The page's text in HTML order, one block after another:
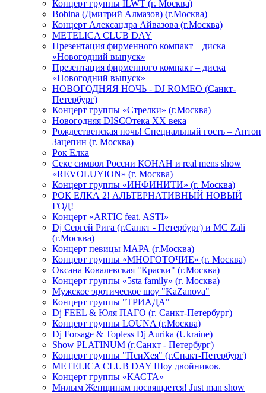
Концерт группы ILWT (г. Москва)
Bobina (Дмитрий Алмазов) (г.Москва)
Концерт Александра Айвазова (г.Москва)
METELICA CLUB DAY
Презентация фирменного компакт – диска
«Новогодний выпуск»
Презентация фирменного компакт – диска
«Новогодний выпуск»
НОВОГОДНЯЯ НОЧЬ - DJ ROMEO (Санкт-
Петербург)
Концерт группы «Стрелки» (г.Москва)
Новогодняя DISCOтека ХХ века
Рождественская ночь! Специальный гость – Антон
Зацепин (г. Москва)
Рок Елка
Секс символ России КОНАН и real mens show
«REVOLUYION» (г. Москва)
Концерт группы «ИНФИНИТИ» (г. Москва)
РОК ЕЛКА 2! АЛЬТЕРНАТИВНЫЙ НОВЫЙ
ГОД!
Концерт «ARTIC feat. ASTI»
Dj Сергей Рига (г.Санкт - Петербург) и MC Zali
(г.Москва)
Концерт певицы МАРА (г.Москва)
Концерт группы «МНОГОТОЧИЕ» (г. Москва)
Оксана Ковалевская "Краски" (г.Москва)
Концерт группы «5sta family» (г. Москва)
Мужское эротическое шоу "KaZanova"
Концерт группы "ТРИАДА"
Dj FEEL & Юля ПАГО (г. Санкт-Петербург)
Концерт группы LOUNA (г.Москва)
Dj Forsage & Topless Dj Aurika (Ukraine)
Show PLATINUM (г.Санкт - Петербург)
Концерт группы "ПсиХея" (г.Снакт-Петербург)
METELICA CLUB DAY Шоу двойников.
Концерт группы «КАСТА»
Милым Женщинам посвящается! Just man show